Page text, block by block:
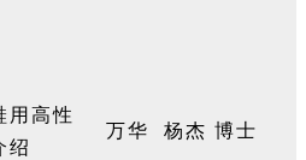
用高性
绍
万华 杨杰 博士